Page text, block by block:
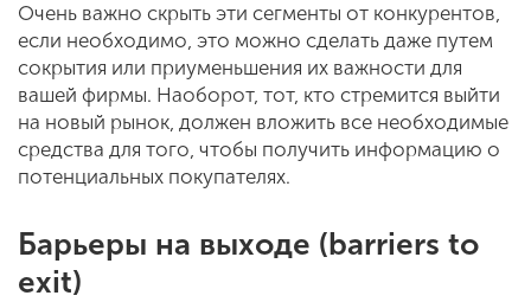
Очень важно скрыть эти сегменты от конкурентов,
если необходимо, это можно сделать даже путем
сокрытия или приуменьшения их важности для
вашей фирмы. Наоборот, тот, кто стремится выйти
на новый рынок, должен вложить все необходимые
средства для того, чтобы получить информацию о
потенциальных покупателях.
Барьеры на выходе (barriers to
exit)